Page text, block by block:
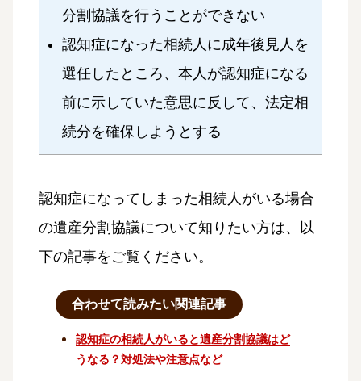
分割協議を行うことができない
認知症になった相続人に成年後見人を
選任したところ、本人が認知症になる
前に示していた意思に反して、法定相
続分を確保しようとする
認知症になってしまった相続人がいる場合
の遺産分割協議について知りたい方は、以
下の記事をご覧ください。
合わせて読みたい関連記事
認知症の相続人がいると遺産分割協議はど
うなる？対処法や注意点など